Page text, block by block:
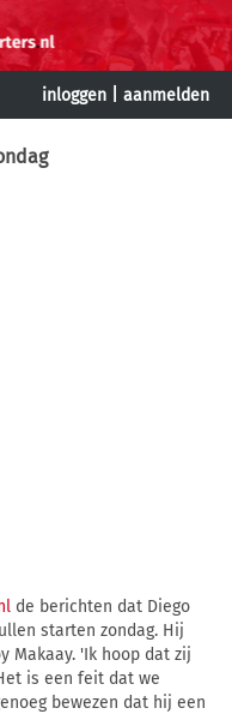
inloggen aanmelden
de berichten dat Diego
starten zondag. Hij
Makaay. 'Ik hoop dat zij
is een feit dat we
bewezen dat hij een